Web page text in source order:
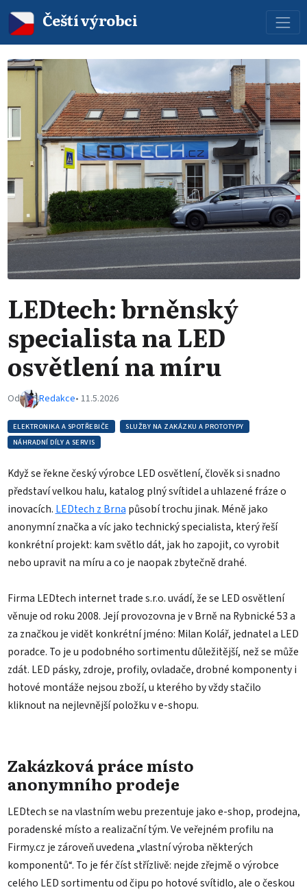
Čeští výrobci
LEDtech: brněnský
specialista na LED
osvětlení na míru
Od Redakce• 11.5.2026
ELEKTRONIKA A SPOTŘEBIČE
SLUŽBY NA ZAKÁZKU A PROTOTYPY
NÁHRADNÍ DÍLY A SERVIS
Když se řekne český výrobce LED osvětlení, člověk si snadno
představí velkou halu, katalog plný svítidel a uhlazené fráze o
inovacích. LEDtech z Brna působí trochu jinak. Méně jako
anonymní značka a víc jako technický specialista, který řeší
konkrétní projekt: kam světlo dát, jak ho zapojit, co vyrobit
nebo upravit na míru a co je naopak zbytečně drahé.
Firma LEDtech internet trade s.r.o. uvádí, že se LED osvětlení
věnuje od roku 2008. Její provozovna je v Brně na Rybnické 53 a
za značkou je vidět konkrétní jméno: Milan Kolář, jednatel a LED
poradce. To je u podobného sortimentu důležitější, než se může
zdát. LED pásky, zdroje, profily, ovladače, drobné komponenty i
hotové montáže nejsou zboží, u kterého by vždy stačilo
kliknout na nejlevnější položku v e-shopu.
Zakázková práce místo
anonymního prodeje
LEDtech se na vlastním webu prezentuje jako e-shop, prodejna,
poradenské místo a realizační tým. Ve veřejném profilu na
Firmy.cz je zároveň uvedena „vlastní výroba některých
komponentů“. To je fér číst střízlivě: nejde zřejmě o výrobce
celého LED sortimentu od čipu po hotové svítidlo, ale o českou